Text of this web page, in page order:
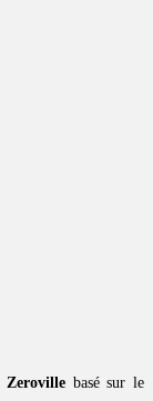
Zerovillebasé sur le